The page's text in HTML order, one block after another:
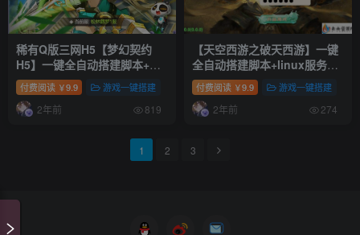
稀有Q版三网H5【梦幻契约
H5】一键全自动搭建脚本+GM
物品后台+平台币内购+运营后
台+Linux手工服务端+详细搭
建教程
付费阅读 ￥9.9 游戏一键搭建
2年前 819
【天空西游之破天西游】一键
全自动搭建脚本+linux服务端
+安卓+总后台+详细搭建教程
+全套源码+视频教程
付费阅读 ￥9.9 游戏一键搭建
2年前 274
1 2 3